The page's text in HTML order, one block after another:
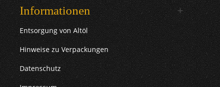
Informationen
Entsorgung von Altöl
Hinweise zu Verpackungen
Datenschutz